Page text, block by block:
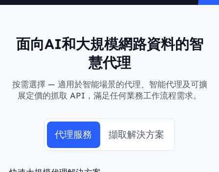
面向AI和大規模網路資料的智
慧代理
按需選擇 — 適用於智能場景的代理、智能代理及可擴
展定價的抓取 API，滿足任何業務工作流程需求。
代理服務 擷取解決方案